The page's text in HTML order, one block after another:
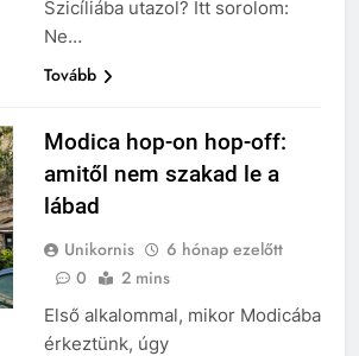
Szicíliába utazol? Itt sorolom:
Ne…
Tovább
Modica hop-on hop-off:
amitől nem szakad le a
lábad
Unikornis
6 hónap ezelőtt
0
2 mins
Első alkalommal, mikor Modicába
érkeztünk, úgy